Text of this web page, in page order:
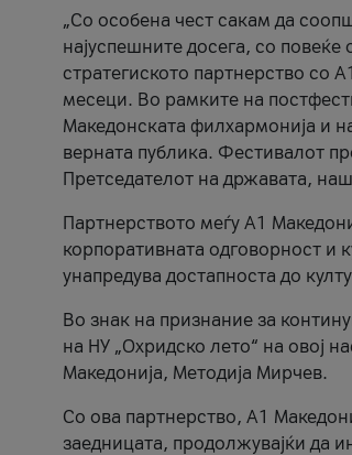
„Со особена чест сакам да
најуспешните досега, со
стратегиското партнерство со
месеци. Во рамките на
Македонската филхармонија и
верната публика. Фестивалот
Претседателот на државата,
Партнерството меѓу A1
корпоративната одговорност и
унапредува достапноста до
Во знак на признание за
на НУ „Охридско лето“ на овој
Македонија, Методија Мирчев.
Со ова партнерство, A1
заедницата, продолжувајќи да